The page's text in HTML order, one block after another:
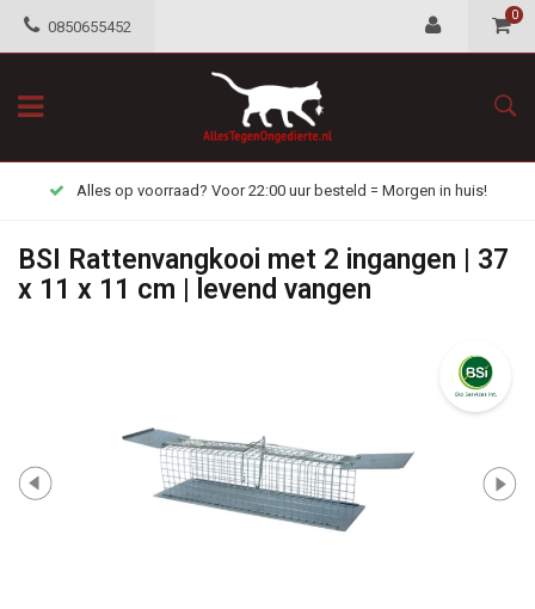
0850655452
0
Alles op voorraad? Voor 22:00 uur besteld = Morgen in huis!
BSI Rattenvangkooi met 2 ingangen | 37
x 11 x 11 cm | levend vangen